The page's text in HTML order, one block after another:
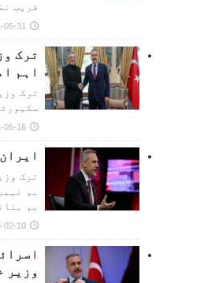
قریب
31 13:07
ترک
اہم
ترک
16 18:54
ترک
بم
بم
10 12:33
وزیر